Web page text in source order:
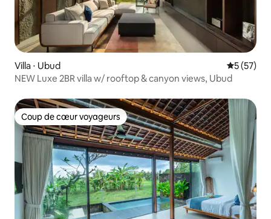
Villa ⋅ Ubud
5 (57)
NEW Luxe 2BR villa w/ rooftop & canyon views, Ubud
Coup de cœur voyageurs
Coup de cœur voyageurs